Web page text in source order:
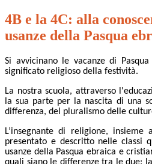
4B e la 4C: alla
usanze della Pasqua
Si avvicinano le vacanze di
significato religioso della festività.
La nostra scuola, attraverso
la sua parte per la nascita di una
differenza, del pluralismo delle
L’insegnante di religione,
presentato e descritto nelle classi
usanze della Pasqua ebraica e